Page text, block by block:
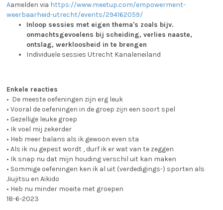
Aamelden via https://www.meetup.com/empowerment-
weerbaarheid-utrecht/events/294162059/
Inloop sessies met eigen thema's zoals bijv.
onmachtsgevoelens bij scheiding, verlies naaste,
ontslag, werkloosheid in te brengen
Individuele sessies Utrecht Kanaleneiland
Enkele reacties
• De meeste oefeningen zijn erg leuk
• Vooral de oefeningen in de groep zijn een soort spel
• Gezellige leuke groep
• Ik voel mij zekerder
• Heb meer balans als ik gewoon even sta
• Als ik nu gepest wordt , durf ik er wat van te zeggen
• Ik snap nu dat mijn houding verschil uit kan maken
• Sommige oefeningen ken ik al uit (verdedigings-) sporten als
Jiujitsu en Aikido
• Heb nu minder moeite met groepen
18-6-2023